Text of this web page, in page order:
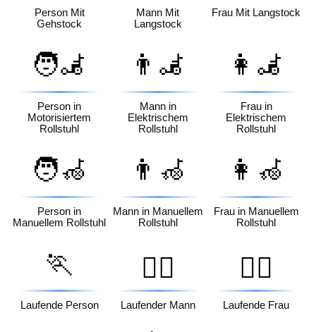
Person Mit
Gehstock
Mann Mit
Langstock
Frau Mit Langstock
🧑‍🦼
Person in
Motorisiertem
Rollstuhl
👨‍🦼
Mann in
Elektrischem
Rollstuhl
👩‍🦼
Frau in
Elektrischem
Rollstuhl
🧑‍🦽
Person in
Manuellem Rollstuhl
👨‍🦽
Mann in Manuellem
Rollstuhl
👩‍🦽
Frau in Manuellem
Rollstuhl
🏃
Laufende Person
🏃‍♂️
Laufender Mann
🏃‍♀️
Laufende Frau